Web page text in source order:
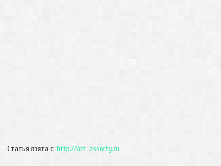
Статья взята с: http://art-assorty.ru